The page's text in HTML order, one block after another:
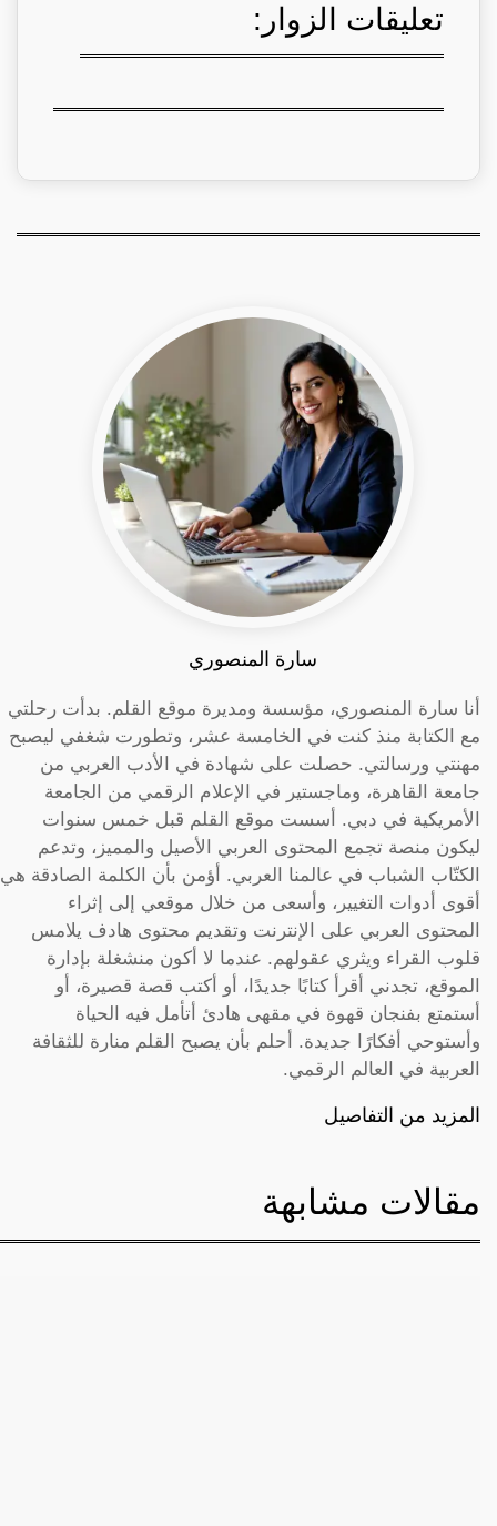
تعليقات الزوار:
سارة المنصوري
أنا سارة المنصوري، مؤسسة ومديرة موقع القلم. بدأت رحلتي
مع الكتابة منذ كنت في الخامسة عشر، وتطورت شغفي ليصبح
مهنتي ورسالتي. حصلت على شهادة في الأدب العربي من
جامعة القاهرة، وماجستير في الإعلام الرقمي من الجامعة
الأمريكية في دبي. أسست موقع القلم قبل خمس سنوات
ليكون منصة تجمع المحتوى العربي الأصيل والمميز، وتدعم
الكتّاب الشباب في عالمنا العربي. أؤمن بأن الكلمة الصادقة هي
أقوى أدوات التغيير، وأسعى من خلال موقعي إلى إثراء
المحتوى العربي على الإنترنت وتقديم محتوى هادف يلامس
قلوب القراء ويثري عقولهم. عندما لا أكون منشغلة بإدارة
الموقع، تجدني أقرأ كتابًا جديدًا، أو أكتب قصة قصيرة، أو
أستمتع بفنجان قهوة في مقهى هادئ أتأمل فيه الحياة
وأستوحي أفكارًا جديدة. أحلم بأن يصبح القلم منارة للثقافة
العربية في العالم الرقمي.
المزيد من التفاصيل
مقالات مشابهة